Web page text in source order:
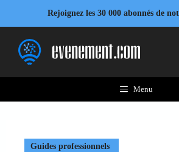
contenu
Rejoignez les 30 000 abonnés de
Menu
Guides professionnels